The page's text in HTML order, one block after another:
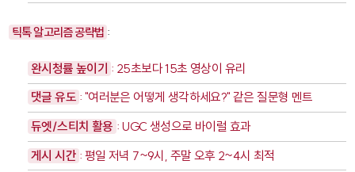
틱톡 알고리즘 공략법 :
완시청률 높이기 : 25초보다 15초 영상이 유리
댓글 유도 : "여러분은 어떻게 생각하세요?" 같은 질문형 멘트
듀엣/스티치 활용 : UGC 생성으로 바이럴 효과
게시 시간 : 평일 저녁 7~9시, 주말 오후 2~4시 최적